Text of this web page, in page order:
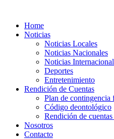
Home
Noticias
Noticias Locales
Noticias Nacionales
Noticias
Deportes
Entretenimiento
Rendición de Cuentas
Plan de contingencia
Código deontológico
Rendición de
Nosotros
Contacto